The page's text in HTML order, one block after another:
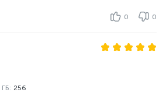
0 0
ГБ: 256